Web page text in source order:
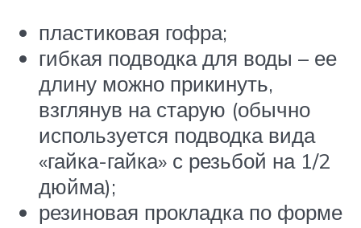
пластиковая гофра;
гибкая подводка для воды – ее
длину можно прикинуть,
взглянув на старую (обычно
используется подводка вида
«гайка-гайка» с резьбой на 1/2
дюйма);
резиновая прокладка по форме